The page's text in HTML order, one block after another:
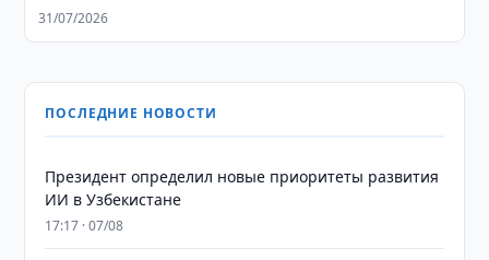
31/07/2026
ПОСЛЕДНИЕ НОВОСТИ
Президент определил новые приоритеты развития
ИИ в Узбекистане
17:17 · 07/08